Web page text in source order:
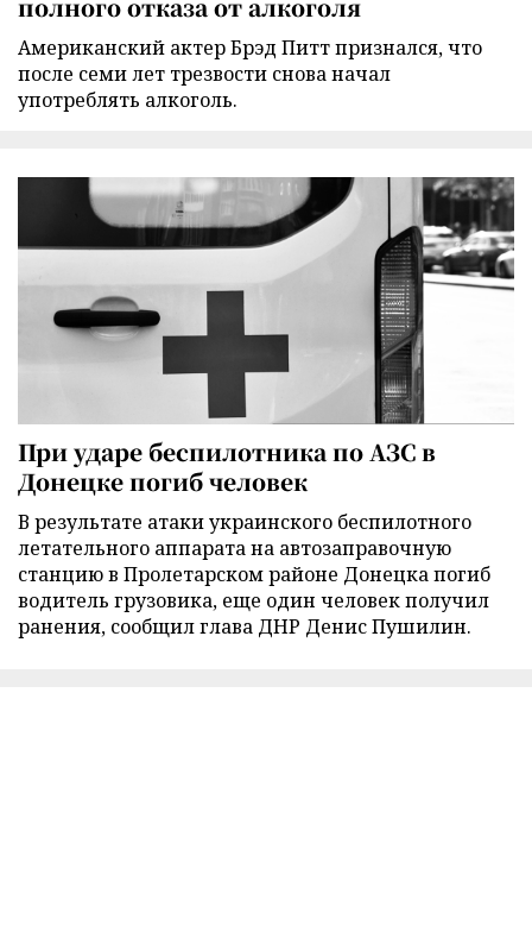
полного отказа от алкоголя
Американский актер Брэд Питт признался, что
после семи лет трезвости снова начал
употреблять алкоголь.
При ударе беспилотника по АЗС в
Донецке погиб человек
В результате атаки украинского беспилотного
летательного аппарата на автозаправочную
станцию в Пролетарском районе Донецка погиб
водитель грузовика, еще один человек получил
ранения, сообщил глава ДНР Денис Пушилин.